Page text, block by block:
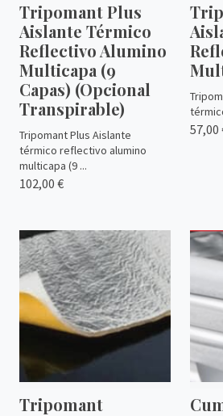
Tripomant Plus
Aislante Térmico
Reflectivo Alumino
Multicapa (9
Capas) (Opcional
Transpirable)
Tripomant Plus Aislante
térmico reflectivo alumino
multicapa (9 ...
102,00 €
57,00
Tripomant